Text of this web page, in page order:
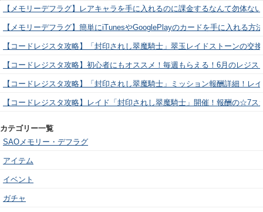
【メモリーデフラグ】レアキャラを手に入れるのに課金するなんて勿体な
【メモリーデフラグ】簡単にiTunesやGooglePlayのカードを手に入れる方
【コードレジスタ攻略】「封印されし翠魔騎士」翠玉レイドストーンの交
【コードレジスタ攻略】初心者にもオススメ！毎週もらえる！6月のレジ
【コードレジスタ攻略】「封印されし翠魔騎士」ミッション報酬詳細！レ
【コードレジスタ攻略】レイド「封印されし翠魔騎士」開催！報酬の☆7
カテゴリー一覧
SAOメモリー・デフラグ
アイテム
イベント
ガチャ